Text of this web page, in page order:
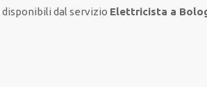
disponibili dal servizio Elettricista a